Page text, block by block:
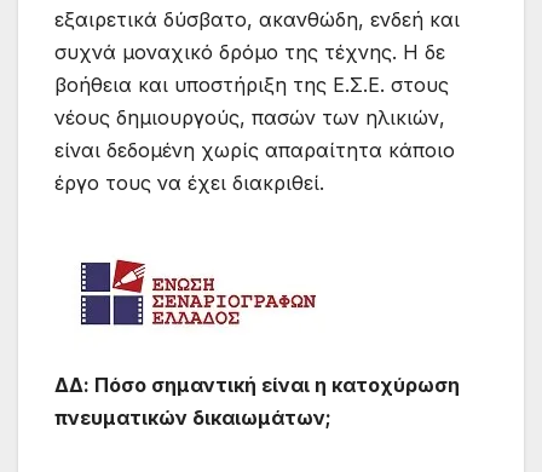
εξαιρετικά δύσβατο, ακανθώδη, ενδεή και
συχνά μοναχικό δρόμο της τέχνης. Η δε
βοήθεια και υποστήριξη της Ε.Σ.Ε. στους
νέους δημιουργούς, πασών των ηλικιών,
είναι δεδομένη χωρίς απαραίτητα κάποιο
έργο τους να έχει διακριθεί.
ΔΔ: Πόσο σημαντική είναι η κατοχύρωση
πνευματικών δικαιωμάτων;